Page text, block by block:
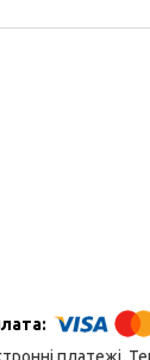
платежі.